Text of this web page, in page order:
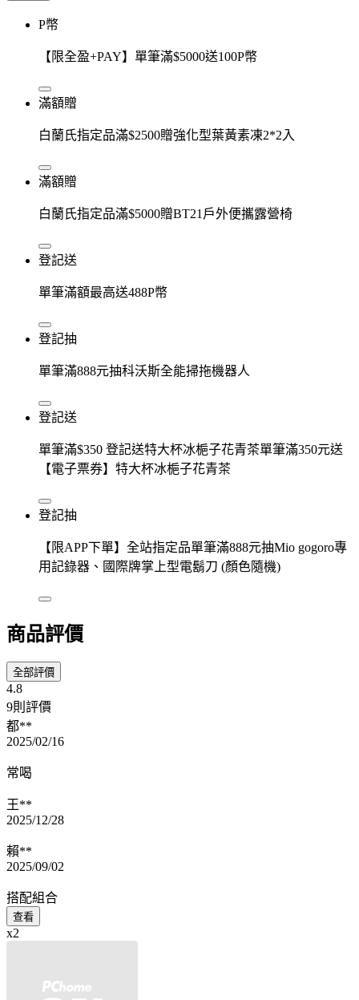
P幣
【限全盈+PAY】單筆滿$5000送100P幣
滿額贈
白蘭氏指定品滿$2500贈強化型葉黃素凍2*2入
滿額贈
白蘭氏指定品滿$5000贈BT21戶外便攜露營椅
登記送
單筆滿額最高送488P幣
登記抽
單筆滿888元抽科沃斯全能掃拖機器人
登記送
單筆滿$350 登記送特大杯冰梔子花青茶單筆滿350元送
【電子票券】特大杯冰梔子花青茶
登記抽
【限APP下單】全站指定品單筆滿888元抽Mio gogoro專
用記錄器、國際牌掌上型電鬍刀 (顏色隨機)
商品評價
全部評價
4.8
9則評價
都**
2025/02/16
常喝
王**
2025/12/28
賴**
2025/09/02
搭配組合
查看
x2